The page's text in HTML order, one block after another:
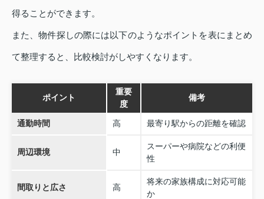
得ることができます。
また、物件探しの際には以下のようなポイントを表にまとめ
て整理すると、比較検討がしやすくなります。
ポイント
重要
度
備考
通勤時間 高 最寄り駅からの距離を確認
周辺環境 中
スーパーや病院などの利便
性
間取りと広さ 高
将来の家族構成に対応可能
か